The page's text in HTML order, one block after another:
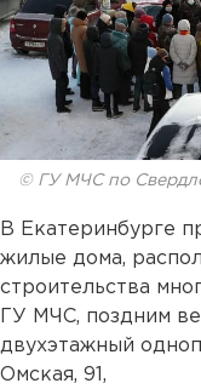
© ГУ МЧС по
В Екатеринбурге
жилые дома,
строительства
ГУ МЧС, поздним
двухэтажный
Омская, 91,